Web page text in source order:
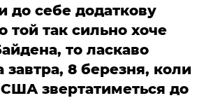
до себе додаткову
той так сильно хоче
то ласкаво
завтра, 8 березня, коли
звертатиметься до